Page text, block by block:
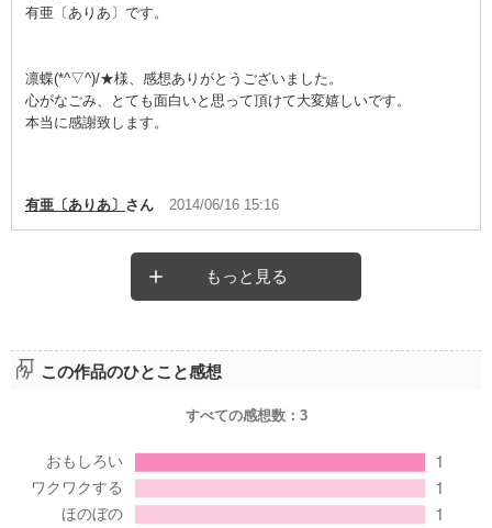
有亜〔ありあ〕です。
凛蝶(*^▽^)/★様、感想ありがとうございました。
心がなごみ、とても面白いと思って頂けて大変嬉しいです。
本当に感謝致します。
有亜〔ありあ〕 さん 2014/06/16 15:16
もっと見る
この作品のひとこと感想
すべての感想数： 3